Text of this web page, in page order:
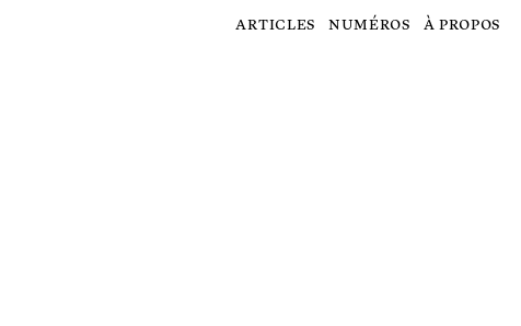
articles numéros à propos